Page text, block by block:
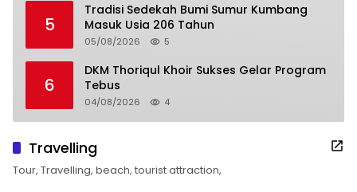
5
Tradisi Sedekah Bumi Sumur Kumbang
Masuk Usia 206 Tahun
05/08/2026 5
6
DKM Thoriqul Khoir Sukses Gelar Program
Tebus
04/08/2026 4
Travelling
Tour, Travelling, beach, tourist attraction,